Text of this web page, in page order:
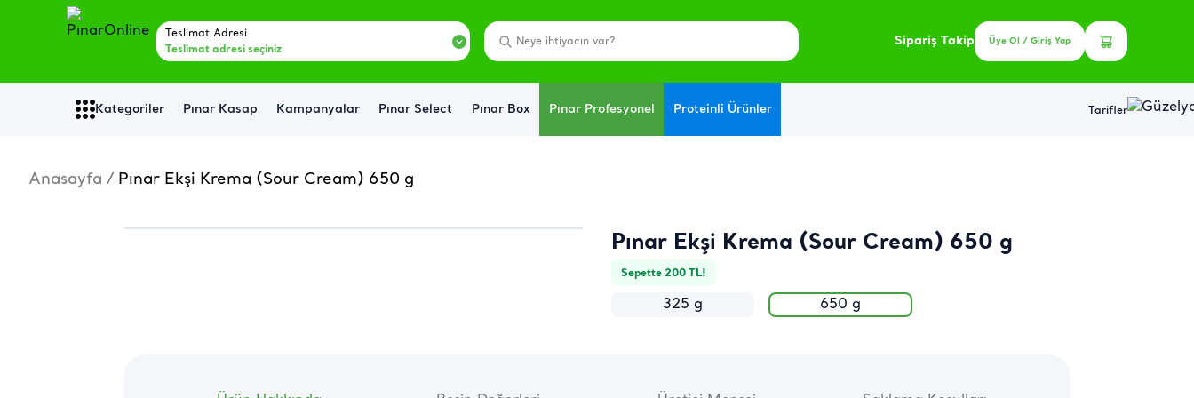
Teslimat Adresi
Teslimat adresi seçiniz
Sipariş Takip Üye Ol / Giriş Yap
Kategoriler Pınar Kasap Kampanyalar Pınar Select Pınar Box Pınar Profesyonel Proteinli Ürünler Tarifler
Anasayfa / Pınar Ekşi Krema (Sour Cream) 650 g
Pınar Ekşi Krema (Sour Cream) 650 g
Sepette 200 TL!
325 g 650 g